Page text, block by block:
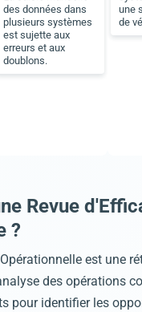
des données dans
plusieurs systèmes
est sujette aux
erreurs et aux
doublons.
une
de
Revue
?
est une
des opérations
pour identifier les